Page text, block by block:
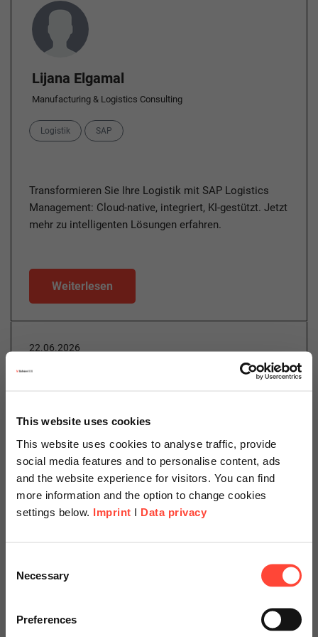
This website uses cookies
This website uses cookies to analyse traffic, provide
social media features and to personalise content, ads
and the website experience for visitors. You can find
more information and the option to change cookies
settings below. Imprint I Data privacy
Selection
Necessary
Preferences
Author
Lijana Elgamal
Manufacturing & Logistics Consulting
Categories
Logistik SAP
Transformieren Sie Ihre Logistik mit SAP Logistics
Management: Cloud-native, integriert, KI-gestützt. Jetzt
mehr zu intelligenten Lösungen erfahren.
Weiterlesen
22.06.2026
ISO-Zertifizierungen
QM gut vorbereitet
Author
Category
SAP
specially adapted offers and